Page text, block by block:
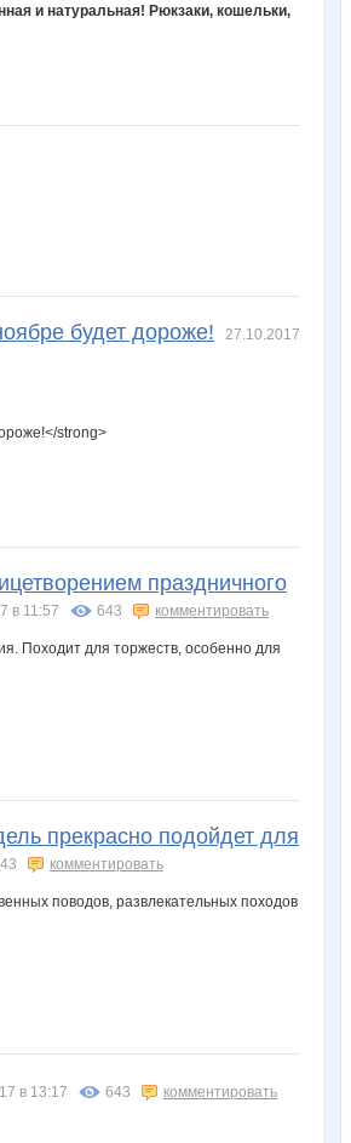
и натуральная! Рюкзаки, кошельки,
будет дороже!
27.10.2017
strong>
праздничного
в 11:57 643 комментировать
прекрасно подойдет для
комментировать
в 13:17 643 комментировать